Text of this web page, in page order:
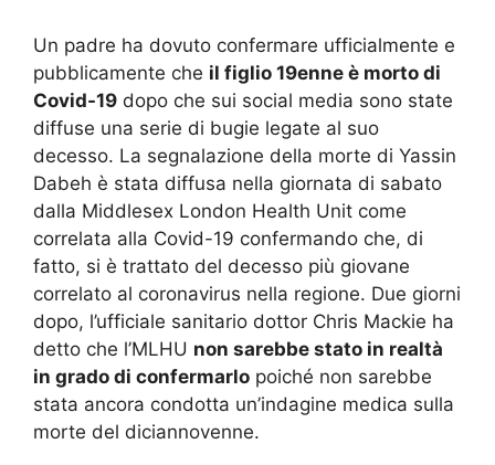
Un padre ha dovuto confermare ufficialmente e
pubblicamente che il figlio 19enne è morto di
Covid-19 dopo che sui social media sono state
diffuse una serie di bugie legate al suo
decesso. La segnalazione della morte di Yassin
Dabeh è stata diffusa nella giornata di sabato
dalla Middlesex London Health Unit come
correlata alla Covid-19 confermando che, di
fatto, si è trattato del decesso più giovane
correlato al coronavirus nella regione. Due giorni
dopo, l’ufficiale sanitario dottor Chris Mackie ha
detto che l’MLHU non sarebbe stato in realtà
in grado di confermarlo poiché non sarebbe
stata ancora condotta un’indagine medica sulla
morte del diciannovenne.